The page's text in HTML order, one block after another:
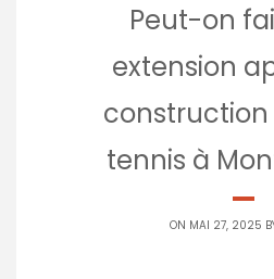
Peut-on
extension
tennis à
ON MAI 27, 2025